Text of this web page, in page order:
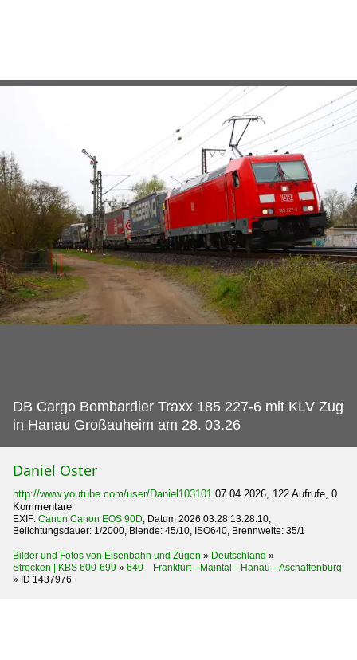
DB Cargo Bombardier Traxx 185 227-6 mit KLV Zug
in Hanau Großauheim am 28. 03.26
Daniel Oster
http://www.youtube.com/user/Daniel103101 07.04.2026, 122 Aufrufe, 0
Kommentare
EXIF: Canon Canon EOS 90D, Datum 2026:03:28 13:28:10,
Belichtungsdauer: 1/2000, Blende: 45/10, ISO640, Brennweite: 35/1
Bilder und Fotos von Eisenbahn und Zügen » Deutschland »
Strecken | KBS 600-699 » 640 Frankfurt – Maintal – Hanau – Aschaffenburg
» ID 1437976